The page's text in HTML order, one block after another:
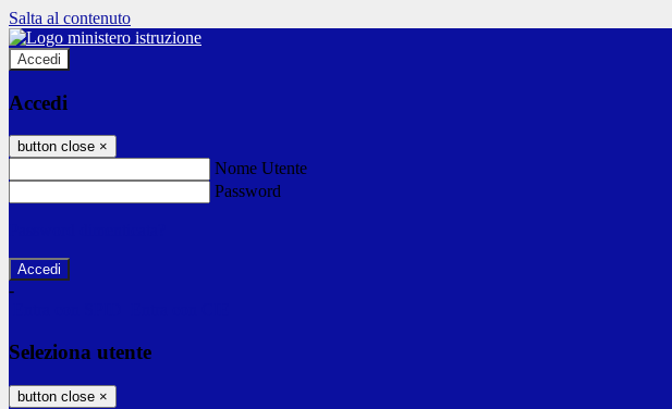
Salta al contenuto
Accedi
Accedi
button close ×
Nome Utente
Password
-
Seleziona utente
button close ×